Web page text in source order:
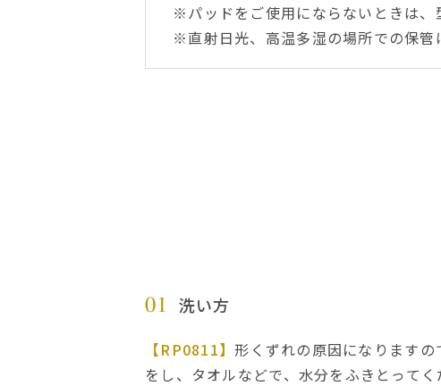
※パッドをご使用にならないときは
※直射日光、高温多湿の場所での保管
01 洗い方
【RP0811】形くずれの原因になりますの
をし、タオルなどで、水分をふきとってく